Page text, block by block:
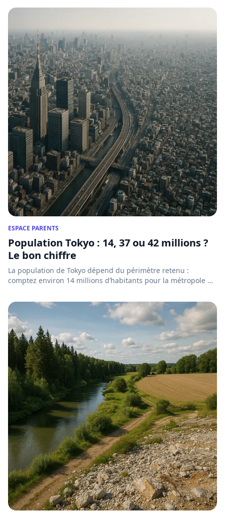
ESPACE PARENTS
Population Tokyo : 14, 37 ou 42 millions ?
Le bon chiffre
La population de Tokyo dépend du périmètre retenu :
comptez environ 14 millions d’habitants pour la métropole de